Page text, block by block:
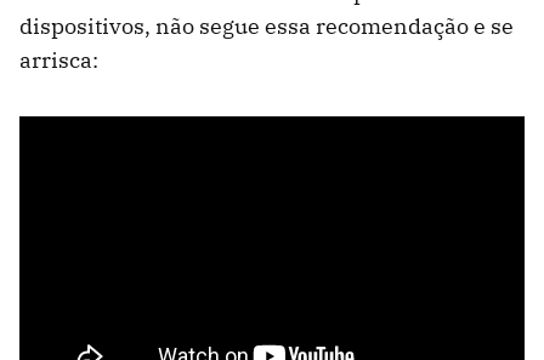
dispositivos, não segue essa recomendação e se
arrisca: